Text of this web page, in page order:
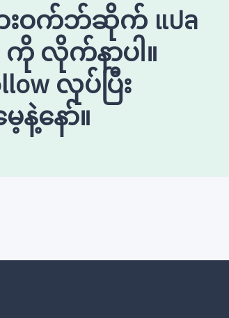
းဝက်ဘ်ဆိုက် แปล
ကို လိုက်နာပါ။
လုပ်ပြီး
နဲ့နော်။